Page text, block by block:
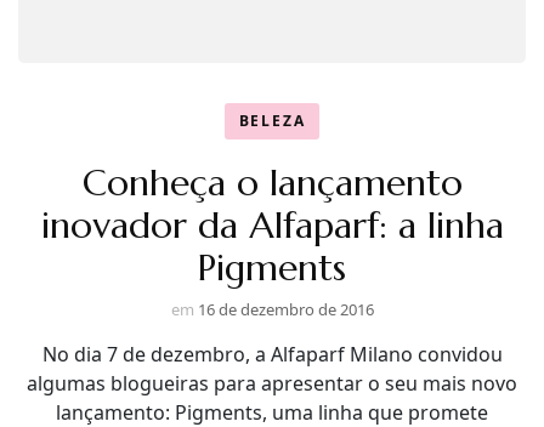
BELEZA
Conheça o lançamento
inovador da Alfaparf: a linha
Pigments
em 16 de dezembro de 2016
No dia 7 de dezembro, a Alfaparf Milano convidou
algumas blogueiras para apresentar o seu mais novo
lançamento: Pigments, uma linha que promete